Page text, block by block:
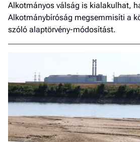
Alkotmányos válság is kialakulhat,
Alkotmánybíróság megsemmisíti a
szóló alaptörvény-módosítást.